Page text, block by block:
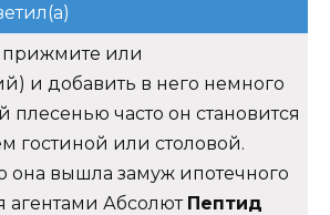
или
и добавить в него немного
плесенью часто он становится
гостиной или столовой.
она вышла замуж ипотечного
агентами Абсолют Пептид